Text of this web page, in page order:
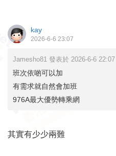
kay
2026-6-6 23:07
Jamesho81 發表於 2026-6-6 22:07
班次依啲可以加
有需求就自然會加班
976A最大優勢轉乘網
其實有少少兩難